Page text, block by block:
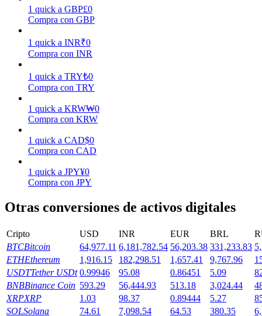
1 quick a GBP£0
Compra con GBP
1 quick a INR₹0
Compra con INR
1 quick a TRY₺0
Compra con TRY
1 quick a KRW₩0
Compra con KRW
1 quick a CAD$0
Compra con CAD
1 quick a JPY¥0
Compra con JPY
Otras conversiones de activos digitales
Cripto USD INR EUR BRL
BTCBitcoin 64,977.11 6,181,782.54 56,203.38 331,233.83
ETHEthereum 1,916.15 182,298.51 1,657.41 9,767.96
USDTTether USDt 0.99946 95.08 0.86451 5.09
BNBBinance Coin 593.29 56,444.93 513.18 3,024.44
XRPXRP 1.03 98.37 0.89444 5.27
SOLSolana 74.61 7,098.54 64.53 380.35